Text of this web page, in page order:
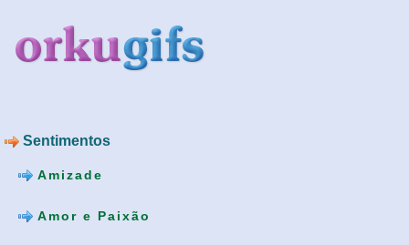
Sentimentos
Amizade
Amor e Paixão